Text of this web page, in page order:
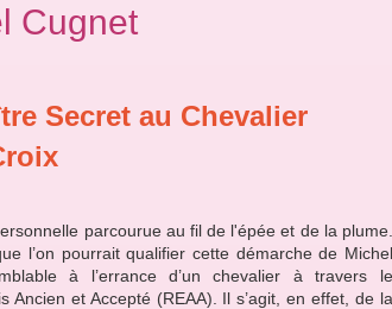
Cugnet
Secret au Chevalier
parcourue au fil de l'épée et de la plume.
l’on pourrait qualifier cette démarche de Michel
à l’errance d’un chevalier à travers le
et Accepté (REAA). Il s’agit, en effet, de la